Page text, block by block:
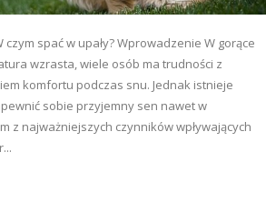
czym spać w upały? Wprowadzenie W gorące
wzrasta, wiele osób ma trudności z
komfortu podczas snu. Jednak istnieje
sobie przyjemny sen nawet w
z najważniejszych czynników wpływających